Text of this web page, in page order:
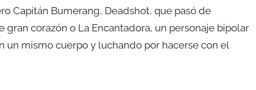
Capitán Bumerang, Deadshot, que pasó de
corazón o La Encantadora, un personaje bipolar
mismo cuerpo y luchando por hacerse con el